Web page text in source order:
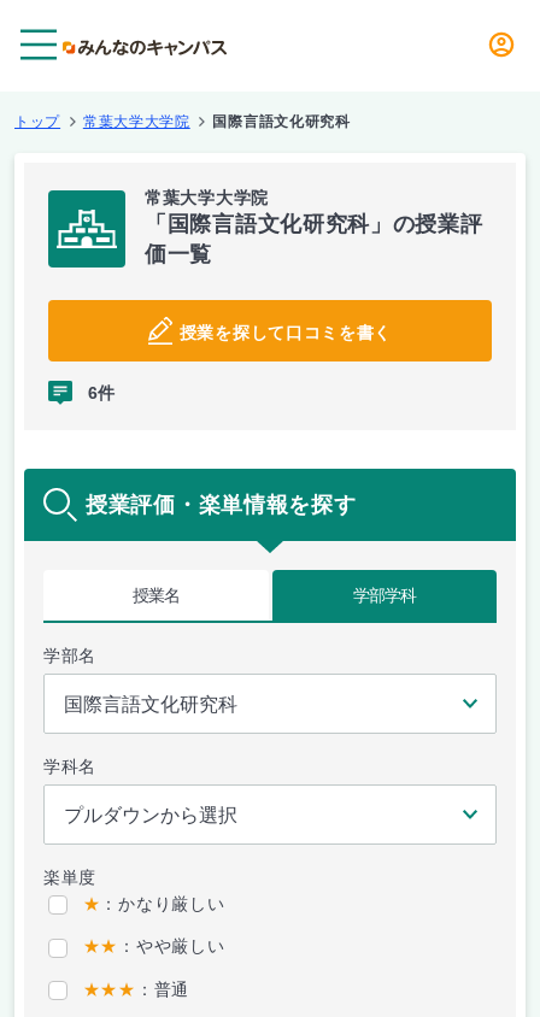
トップ 常葉大学大学院 国際言語文化研究科
常葉大学大学院
「国際言語文化研究科」の授業評
価一覧
授業を探して口コミを書く
6件
授業評価・楽単情報を探す
授業名 学部学科
学部名
学科名
楽単度
★ ：かなり厳しい
★★ ：やや厳しい
★★★ ：普通